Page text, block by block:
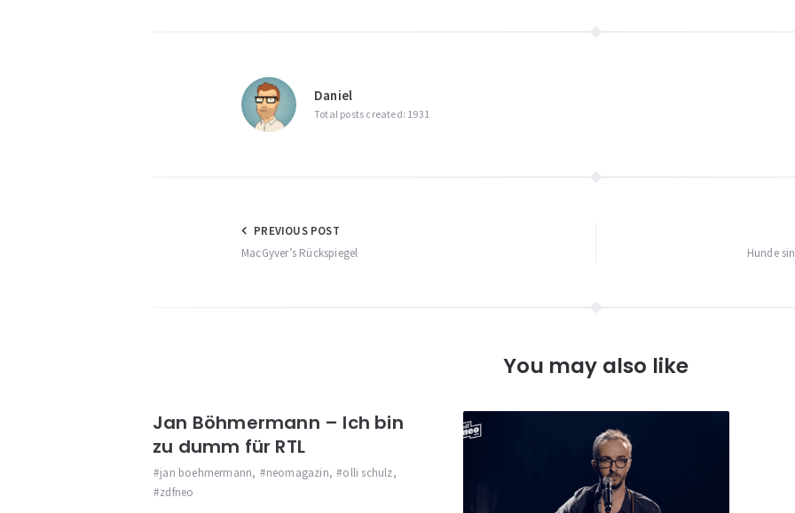
Daniel
Total posts created: 1931
Beitragsnavigation
PREVIOUS POST
MacGyver’s Rückspiegel
Hunde
You may also like
Jan Böhmermann – Ich bin
zu dumm für RTL
jan boehmermann, neomagazin, olli schulz,
zdfneo